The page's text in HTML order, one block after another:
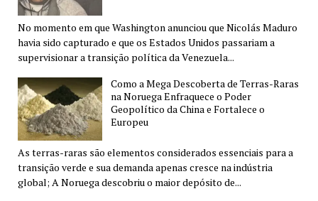
No momento em que Washington anunciou que Nicolás Maduro
havia sido capturado e que os Estados Unidos passariam a
supervisionar a transição política da Venezuela...
Como a Mega Descoberta de Terras-Raras
na Noruega Enfraquece o Poder
Geopolítico da China e Fortalece o
Europeu
As terras-raras são elementos considerados essenciais para a
transição verde e sua demanda apenas cresce na indústria
global; A Noruega descobriu o maior depósito de...